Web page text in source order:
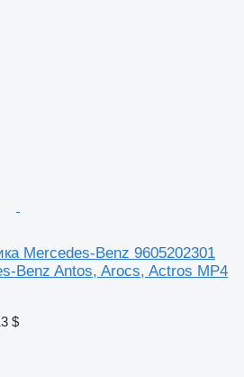
Mercedes-Benz 9605202301
Benz Antos, Arocs, Actros MP4
$